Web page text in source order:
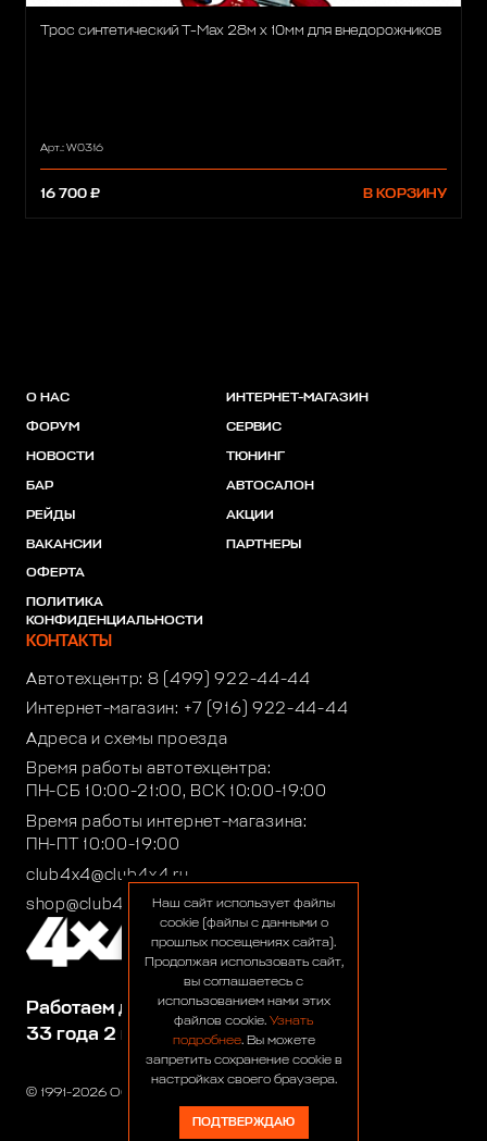
Трос синтетический T-Max 28м x 10мм для внедорожников
Арт.: W0316
16 700 ₽ В КОРЗИНУ
© 1991-2026 ООО «Сервис 4х4»
Работаем для вас:
33 года 2 месяца 22 дня
О НАС
ФОРУМ
НОВОСТИ
БАР
РЕЙДЫ
ВАКАНСИИ
ОФЕРТА
ПОЛИТИКА
КОНФИДЕНЦИАЛЬНОСТИ
ИНТЕРНЕТ-МАГАЗИН
СЕРВИС
ТЮНИНГ
АВТОСАЛОН
АКЦИИ
ПАРТНЕРЫ
КОНТАКТЫ
Автотехцентр: 8 (499) 922-44-44
Интернет-магазин: +7 (916) 922-44-44
Адреса и схемы проезда
Время работы автотехцентра:
ПН-СБ 10:00-21:00, ВСК 10:00-19:00
Время работы интернет-магазина:
ПН-ПТ 10:00-19:00
club4x4@club4x4.ru
shop@club4x4.ruНаш сайт использует файлы
cookie (файлы с данными о
прошлых посещениях сайта).
Продолжая использовать сайт,
вы соглашаетесь с
использованием нами этих
файлов cookie. Узнать
подробнее. Вы можете
запретить сохранение cookie в
настройках своего браузера.
ПОДТВЕРЖДАЮ